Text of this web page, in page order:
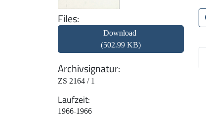
Files
Download
(502.99 KB)
Archivsignatur
ZS 2164 / 1
Laufzeit
1966-1966